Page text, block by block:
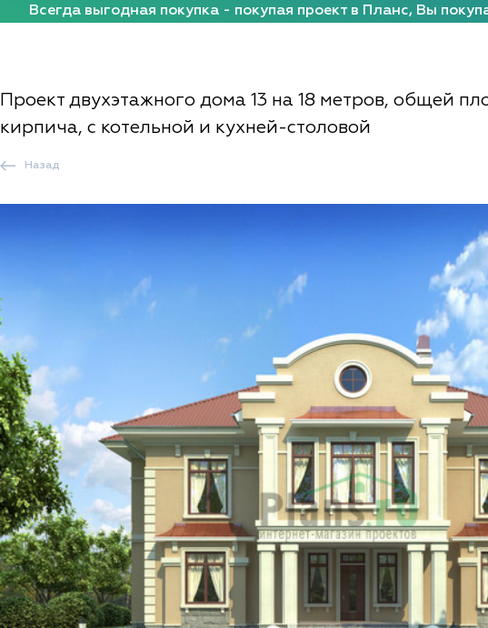
Всегда выгодная покупка - покупая проект в Планс, Вы
Проект двухэтажного дома 13 на 18 метров, общей
кирпича, с котельной и кухней-столовой
Назад